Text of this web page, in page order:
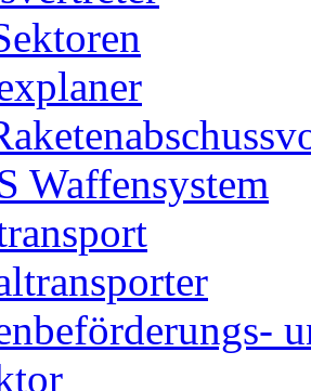
Waffensystem